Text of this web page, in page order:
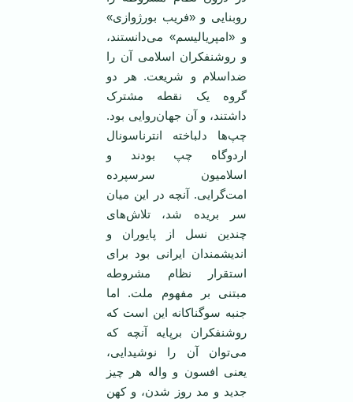
روبنایی و «فریب بورژوازی»
و «امپریالیسم» می‌دانستند،
و روشنفکران اسلامی آن را
ضداسلام و شریعت. هر دو
گروه یک نقطه مشترک
داشتند، و آن جهان‌روایی بود.
چپ‌ها دلباخته انترناسونال
اردوگاه چپ بودند و
اسلامیون سرسپرده
امت‌گرایی. آنچه در این میان
سر بریده شد، تلاش‌های
چندین نسل از پایوران و
اندیشمندان ایرانی بود برای
استقرار نظام مشروطه
مبتنی بر مفهوم ملت. اما
جنبه سوگناکانه این است که
روشنفکران برپایه آنچه که
می‌توان آن را نوشیدایی،
یعنی افسون و واله هر چیز
جدید و مد روز شدن، و کهن